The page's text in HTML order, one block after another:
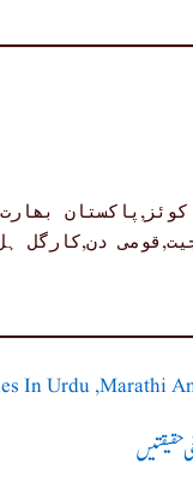
, پاکستان
, قومی دن,کارگل
In Urdu ,marathi